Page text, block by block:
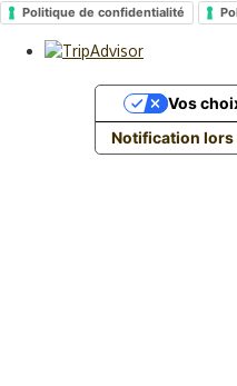
Politique de confidentialité
Notification lors
Vos